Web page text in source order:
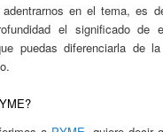
en el tema, es
el significado de
puedas diferenciarla de